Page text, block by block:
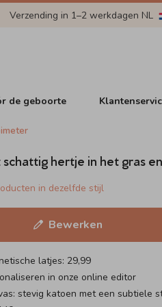
Verzending in 1–2 werkdagen NL
de geboorte
hertje in het gras
in dezelfde stijl
Bewerken
latjes: 29,99
in onze online editor
stevig katoen met een subtiele